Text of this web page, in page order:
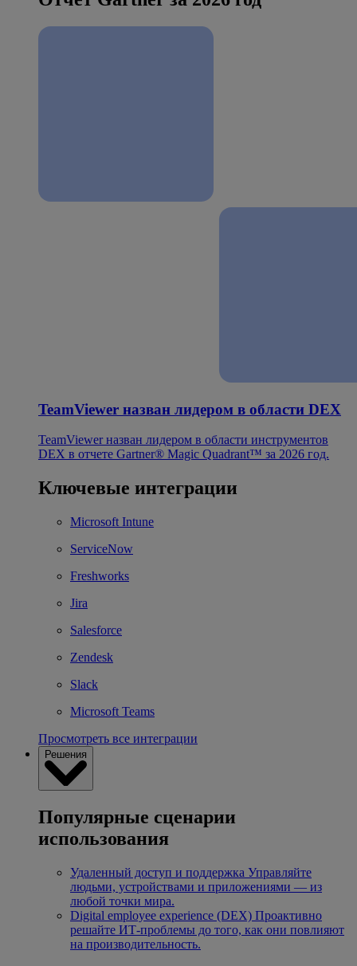
TeamViewer назван лидером в области DEX
TeamViewer назван лидером в области инструментов
DEX в отчете Gartner® Magic Quadrant™ за 2026 год.
Ключевые интеграции
Microsoft Intune
ServiceNow
Freshworks
Jira
Salesforce
Zendesk
Slack
Microsoft Teams
Просмотреть все интеграции
Решения
Популярные сценарии
использования
Удаленный доступ и поддержка Управляйте
людьми, устройствами и приложениями — из
любой точки мира.
Digital employee experience (DEX) Проактивно
решайте ИТ-проблемы до того, как они повлияют
на производительность.